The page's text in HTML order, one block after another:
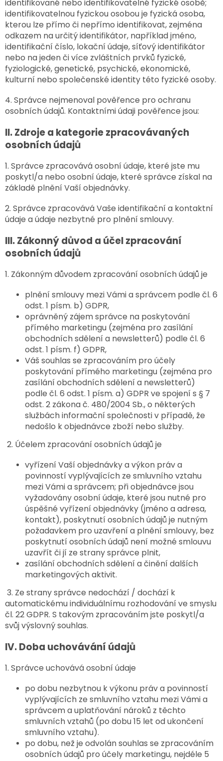
identifikované nebo identifikovatelné fyzické osobě;
identifikovatelnou fyzickou osobou je fyzická osoba,
kterou lze přímo či nepřímo identifikovat, zejména
odkazem na určitý identifikátor, například jméno,
identifikační číslo, lokační údaje, síťový identifikátor
nebo na jeden či více zvláštních prvků fyzické,
fyziologické, genetické, psychické, ekonomické,
kulturní nebo společenské identity této fyzické osoby.
4. Správce nejmenoval pověřence pro ochranu
osobních údajů. Kontaktními údaji pověřence jsou:
II.Zdroje a kategorie zpracovávaných
osobních údajů
1. Správce zpracovává osobní údaje, které jste mu
poskytl/a nebo osobní údaje, které správce získal na
základě plnění Vaší objednávky.
2. Správce zpracovává Vaše identifikační a kontaktní
údaje a údaje nezbytné pro plnění smlouvy.
III.Zákonný důvod a účel zpracování
osobních údajů
1. Zákonným důvodem zpracování osobních údajů je
plnění smlouvy mezi Vámi a správcem podle čl. 6
odst. 1 písm. b) GDPR,
oprávněný zájem správce na poskytování
přímého marketingu (zejména pro zasílání
obchodních sdělení a newsletterů) podle čl. 6
odst. 1 písm. f) GDPR,
Váš souhlas se zpracováním pro účely
poskytování přímého marketingu (zejména pro
zasílání obchodních sdělení a newsletterů)
podle čl. 6 odst. 1 písm. a) GDPR ve spojení s § 7
odst. 2 zákona č. 480/2004 Sb., o některých
službách informační společnosti v případě, že
nedošlo k objednávce zboží nebo služby.
2. Účelem zpracování osobních údajů je
vyřízení Vaší objednávky a výkon práv a
povinností vyplývajících ze smluvního vztahu
mezi Vámi a správcem; při objednávce jsou
vyžadovány osobní údaje, které jsou nutné pro
úspěšné vyřízení objednávky (jméno a adresa,
kontakt), poskytnutí osobních údajů je nutným
požadavkem pro uzavření a plnění smlouvy, bez
poskytnutí osobních údajů není možné smlouvu
uzavřít či jí ze strany správce plnit,
zasílání obchodních sdělení a činění dalších
marketingových aktivit.
3. Ze strany správce nedochází / dochází k
automatickému individuálnímu rozhodování ve smyslu
čl. 22 GDPR. S takovým zpracováním jste poskytl/a
svůj výslovný souhlas.
IV.Doba uchovávání údajů
1. Správce uchovává osobní údaje
po dobu nezbytnou k výkonu práv a povinností
vyplývajících ze smluvního vztahu mezi Vámi a
správcem a uplatňování nároků z těchto
smluvních vztahů (po dobu 15 let od ukončení
smluvního vztahu).
po dobu, než je odvolán souhlas se zpracováním
osobních údajů pro účely marketingu, nejdéle 5